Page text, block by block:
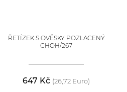
ŘETÍZEK S OVĚSKY POZLACENÝ
CHOH/267
647 Kč (26,72 Euro)